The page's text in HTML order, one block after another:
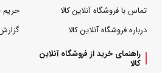
تماس با فروشگاه آنلاین کالا
درباره فروشگاه آنلاین کالا
راهنمای خرید از فروشگاه آنلاین
کالا